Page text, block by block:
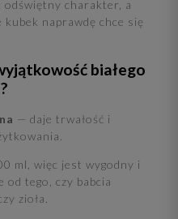
odświętny charakter, a
naprawdę chce się
białego
— daje trwałość i
ml, więc jest wygodny i
od tego, czy babcia
zioła.